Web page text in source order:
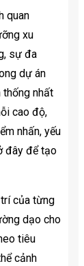
quan
xu
sự đa
dự án
thống nhất
cao độ,
nhấn, yếu
đây để tạo
của từng
dạo cho
tiêu
cảnh